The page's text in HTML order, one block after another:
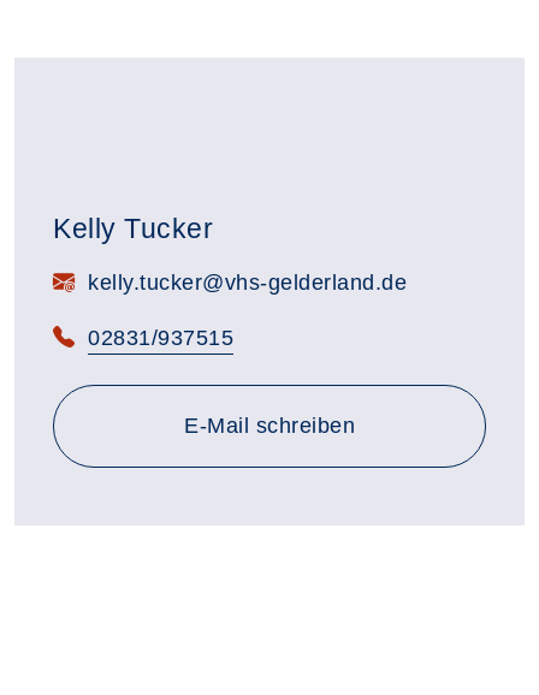
Kelly Tucker
E-Mail:kelly.tucker@vhs-gelderland.de
Telefon:
02831/937515
E-Mail schreiben